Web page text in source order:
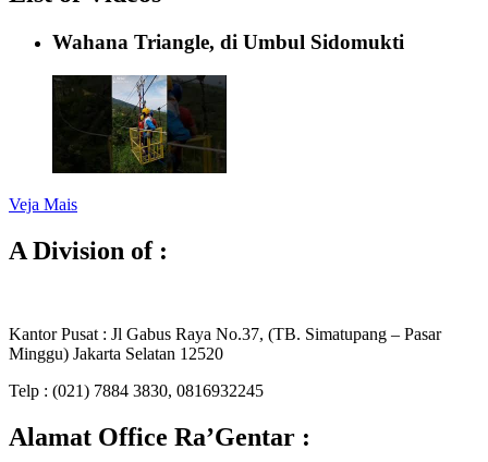
Wahana Triangle, di Umbul Sidomukti
Veja Mais
A Division of :
Kantor Pusat : Jl Gabus Raya No.37, (TB. Simatupang – Pasar
Minggu) Jakarta Selatan 12520
Telp : (021) 7884 3830, 0816932245
Alamat Office Ra’Gentar :